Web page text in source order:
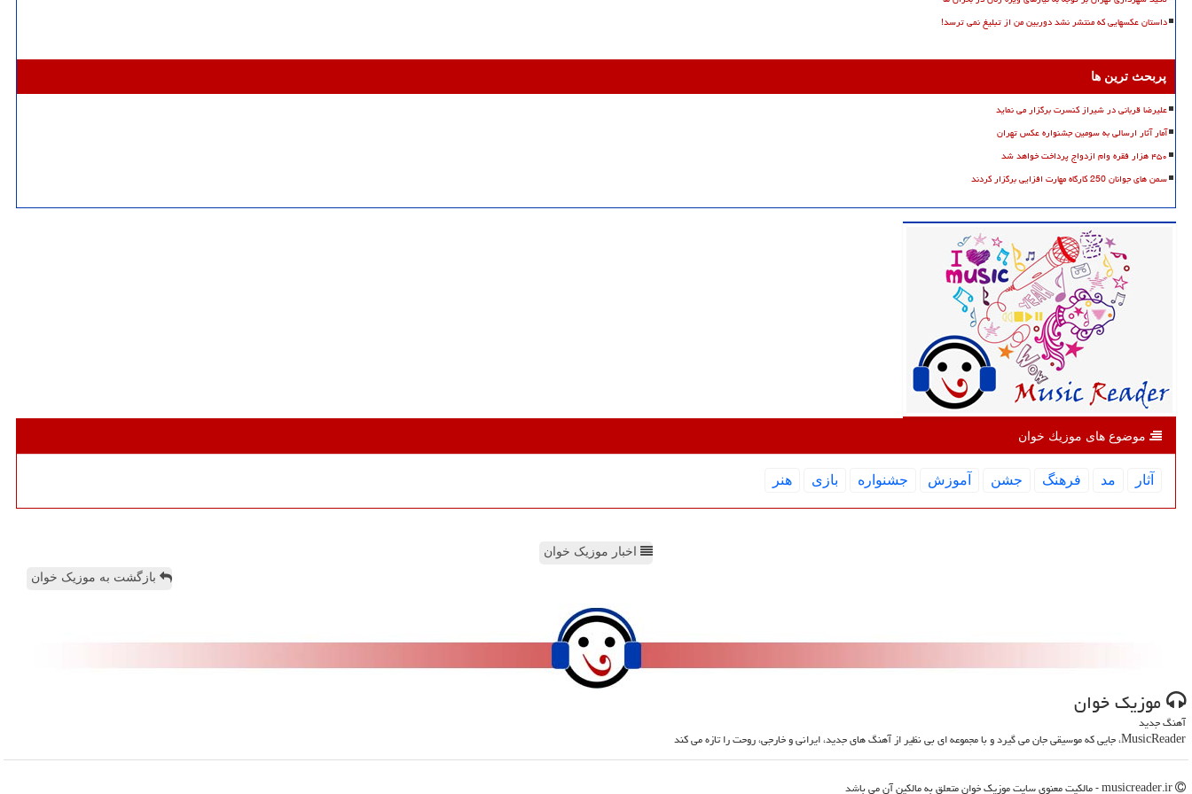
داستان عکسهایی که منتشر نشد دوربین من از تبلیغ نمی ترسد!
پربحث ترین ها
علیرضا قربانی در شیراز کنسرت برگزار می نماید
آمار آثار ارسالی به سومین جشنواره عکس تهران
۴۵۰ هزار فقره وام ازدواج پرداخت خواهد شد
سمن های جوانان 250 کارگاه مهارت افزایی برگزار کردند
موضوع های موزیك خوان
آثار مد فرهنگ جشن آموزش جشنواره بازی هنر
اخبار موزیک خوان
بازگشت به موزیک خوان
موزیك خوان
آهنگ جدید
MusicReader، جایی که موسیقی جان می گیرد و با مجموعه ای بی نظیر از آهنگ های جدید، ایرانی و خارجی، روحت را تازه می کند